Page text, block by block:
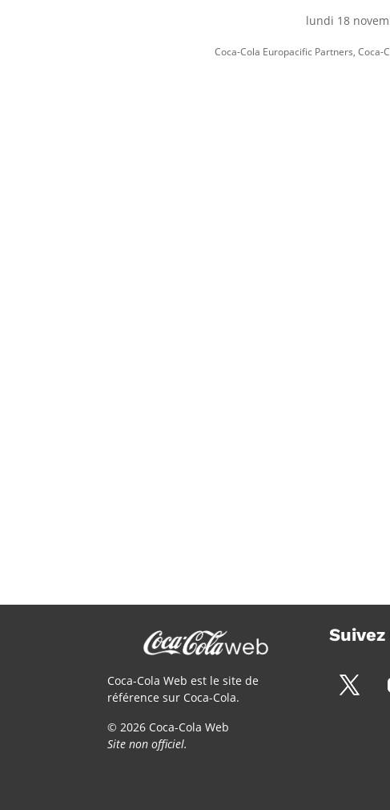
lundi 18
Coca-Cola Europacific Partners,Coca-
Coca-Cola Web est le site de
référence sur Coca-Cola.
© 2026 Coca-Cola Web
Site non officiel.